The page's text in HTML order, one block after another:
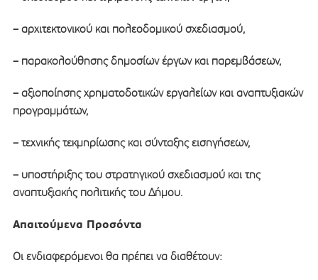
– αρχιτεκτονικού και πολεοδομικού σχεδιασμού,
– παρακολούθησης δημοσίων έργων και παρεμβάσεων,
– αξιοποίησης χρηματοδοτικών εργαλείων και αναπτυξιακών
προγραμμάτων,
– τεχνικής τεκμηρίωσης και σύνταξης εισηγήσεων,
– υποστήριξης του στρατηγικού σχεδιασμού και της
αναπτυξιακής πολιτικής του Δήμου.
Απαιτούμενα Προσόντα
Οι ενδιαφερόμενοι θα πρέπει να διαθέτουν: